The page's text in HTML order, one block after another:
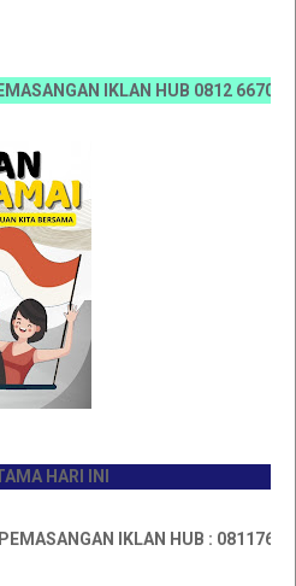
IKLAN HUB 0812 6670
INI
IKLAN HUB : 0811767335